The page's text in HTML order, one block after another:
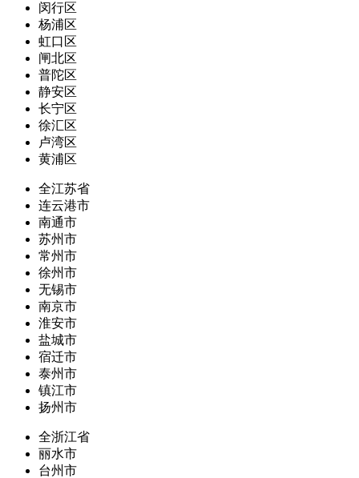
闵行区
杨浦区
虹口区
闸北区
普陀区
静安区
长宁区
徐汇区
卢湾区
黄浦区
全江苏省
连云港市
南通市
苏州市
常州市
徐州市
无锡市
南京市
淮安市
盐城市
宿迁市
泰州市
镇江市
扬州市
全浙江省
丽水市
台州市